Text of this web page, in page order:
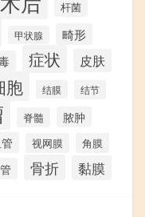
杆菌
甲状腺 畸形
症状 皮肤
胞 结膜 结节
脊髓 脓肿
视网膜 角膜
骨折 黏膜